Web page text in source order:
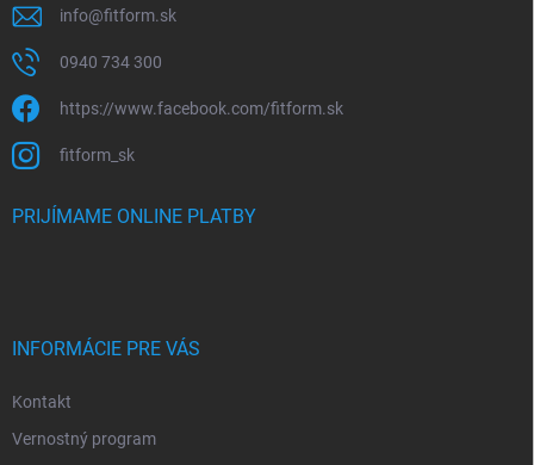
info@fitform.sk
0940 734 300
https://www.facebook.com/fitform.sk
fitform_sk
PRIJÍMAME ONLINE PLATBY
INFORMÁCIE PRE VÁS
Kontakt
Vernostný program